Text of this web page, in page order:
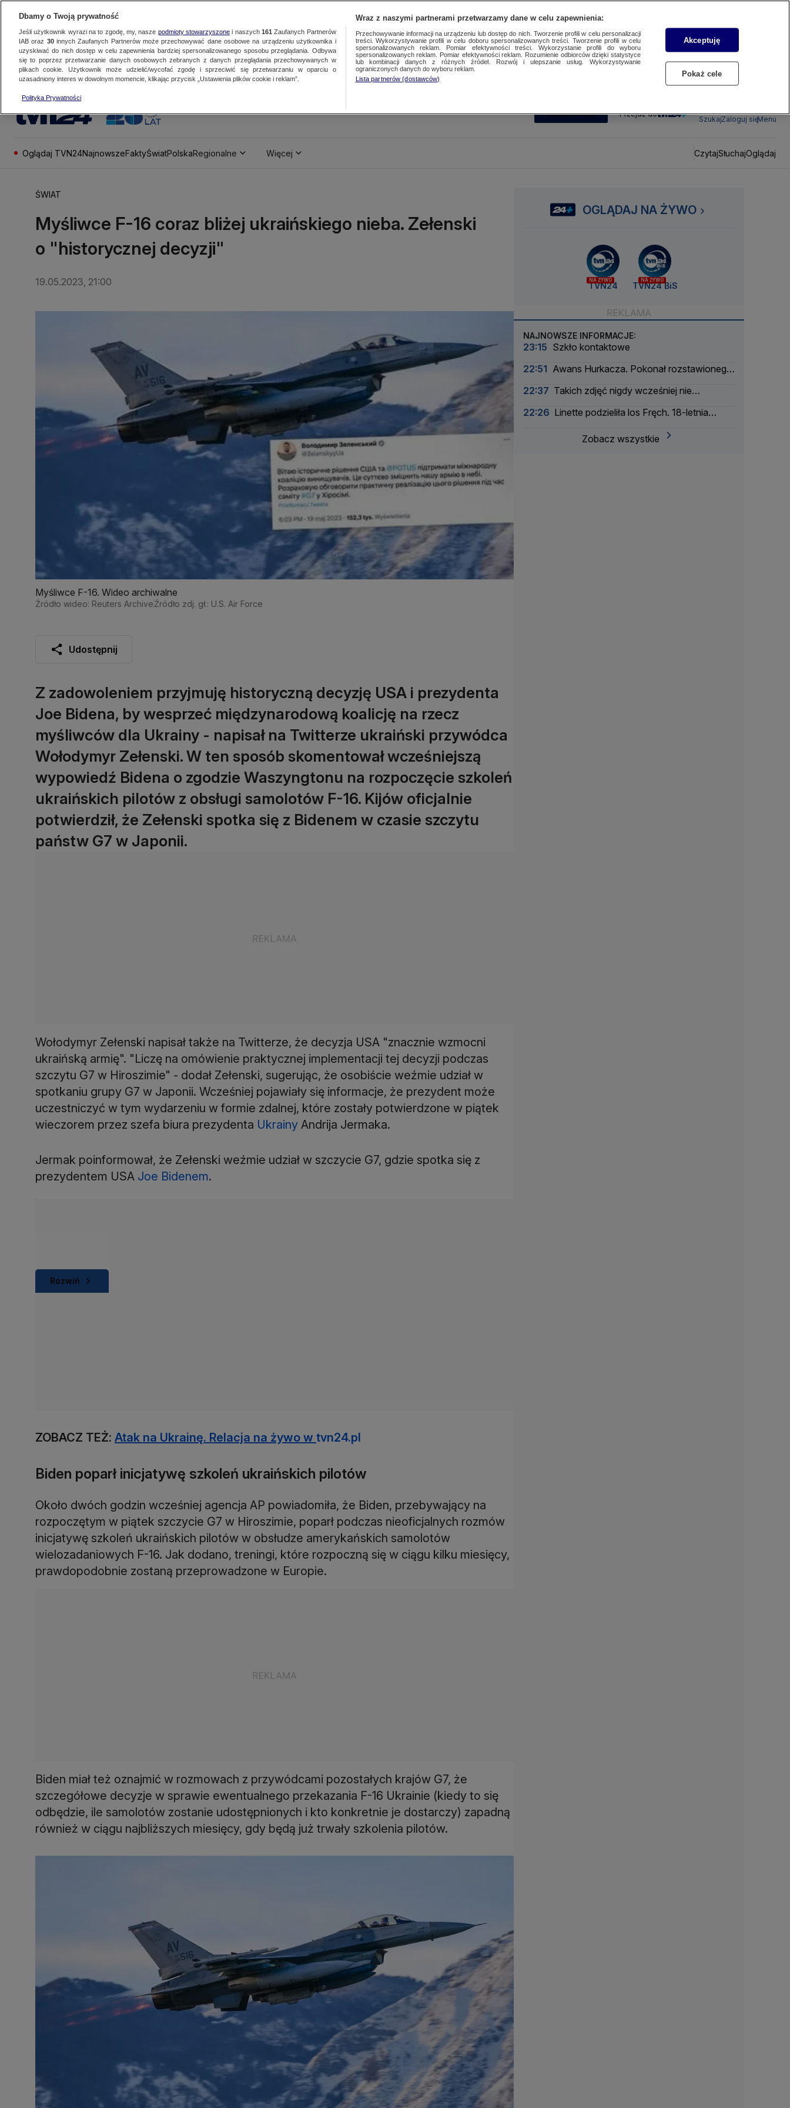
SUBSKRYBUJ Przejdź do
SzukajZaloguj sięMenu
Oglądaj TVN24NajnowszeFaktyŚwiatPolskaRegionalne Więcej CzytajSłuchajOglądaj
ŚWIAT
Myśliwce F-16 coraz bliżej ukraińskiego nieba. Zełenski
o "historycznej decyzji"
19.05.2023, 21:00
Myśliwce F-16. Wideo archiwalne
Źródło wideo: Reuters ArchiveŹródło zdj. gł.: U.S. Air Force
Udostępnij
Z zadowoleniem przyjmuję historyczną decyzję USA i prezydenta
Joe Bidena, by wesprzeć międzynarodową koalicję na rzecz
myśliwców dla Ukrainy - napisał na Twitterze ukraiński przywódca
Wołodymyr Zełenski. W ten sposób skomentował wcześniejszą
wypowiedź Bidena o zgodzie Waszyngtonu na rozpoczęcie szkoleń
ukraińskich pilotów z obsługi samolotów F-16. Kijów oficjalnie
potwierdził, że Zełenski spotka się z Bidenem w czasie szczytu
państw G7 w Japonii.
Wołodymyr Zełenski napisał także na Twitterze, że decyzja USA "znacznie wzmocni
ukraińską armię". "Liczę na omówienie praktycznej implementacji tej decyzji podczas
szczytu G7 w Hiroszimie" - dodał Zełenski, sugerując, że osobiście weźmie udział w
spotkaniu grupy G7 w Japonii. Wcześniej pojawiały się informacje, że prezydent może
uczestniczyć w tym wydarzeniu w formie zdalnej, które zostały potwierdzone w piątek
wieczorem przez szefa biura prezydenta Ukrainy Andrija Jermaka.
Jermak poinformował, że Zełenski weźmie udział w szczycie G7, gdzie spotka się z
prezydentem USA Joe Bidenem.
Rozwiń
ZOBACZ TEŻ: Atak na Ukrainę. Relacja na żywo w tvn24.pl
Biden poparł inicjatywę szkoleń ukraińskich pilotów
Około dwóch godzin wcześniej agencja AP powiadomiła, że Biden, przebywający na
rozpoczętym w piątek szczycie G7 w Hiroszimie, poparł podczas nieoficjalnych rozmów
inicjatywę szkoleń ukraińskich pilotów w obsłudze amerykańskich samolotów
wielozadaniowych F-16. Jak dodano, treningi, które rozpoczną się w ciągu kilku miesięcy,
prawdopodobnie zostaną przeprowadzone w Europie.
Biden miał też oznajmić w rozmowach z przywódcami pozostałych krajów G7, że
szczegółowe decyzje w sprawie ewentualnego przekazania F-16 Ukrainie (kiedy to się
odbędzie, ile samolotów zostanie udostępnionych i kto konkretnie je dostarczy) zapadną
również w ciągu najbliższych miesięcy, gdy będą już trwały szkolenia pilotów.
OGLĄDAJ NA ŻYWO
NA ŻYWO
TVN24
NA ŻYWO
TVN24 BiS
NAJNOWSZE INFORMACJE:
23:15 Szkło kontaktowe
22:51 Awans Hurkacza. Pokonał rozstawionego
22:37 Takich zdjęć nigdy wcześniej nie
22:26 Linette podzieliła los Fręch. 18-letnia
Zobacz wszystkie
Dbamy o Twoją prywatność
Jeśli użytkownik wyrazi na to zgodę, my, nasze podmioty stowarzyszonei naszych 161 Zaufanych Partnerów
IAB oraz 30innych Zaufanych Partnerów może przechowywać dane osobowe na urządzeniu użytkownika i
uzyskiwać do nich dostęp w celu zapewnienia bardziej spersonalizowanego sposobu przeglądania. Odbywa
się to poprzez przetwarzanie danych osobowych zebranych z danych przeglądania przechowywanych w
plikach cookie. Użytkownik może udzielić/wycofać zgodę i sprzeciwić się przetwarzaniu w oparciu o
uzasadniony interes w dowolnym momencie, klikając przycisk „Ustawienia plików cookie i reklam”.
Polityka Prywatności
Wraz z naszymi partnerami przetwarzamy dane w celu zapewnienia:
Przechowywanie informacji na urządzeniu lub dostęp do nich. Tworzenie profili w celu personalizacji
treści. Wykorzystywanie profili w celu doboru spersonalizowanych treści. Tworzenie profili w celu
spersonalizowanych reklam. Pomiar efektywności treści. Wykorzystanie profili do wyboru
spersonalizowanych reklam. Pomiar efektywności reklam. Rozumienie odbiorców dzięki statystyce
lub kombinacji danych z różnych źródeł. Rozwój i ulepszanie usług. Wykorzystywanie
ograniczonych danych do wyboru reklam.
Lista partnerów (dostawców)
Akceptuję
Pokaż cele